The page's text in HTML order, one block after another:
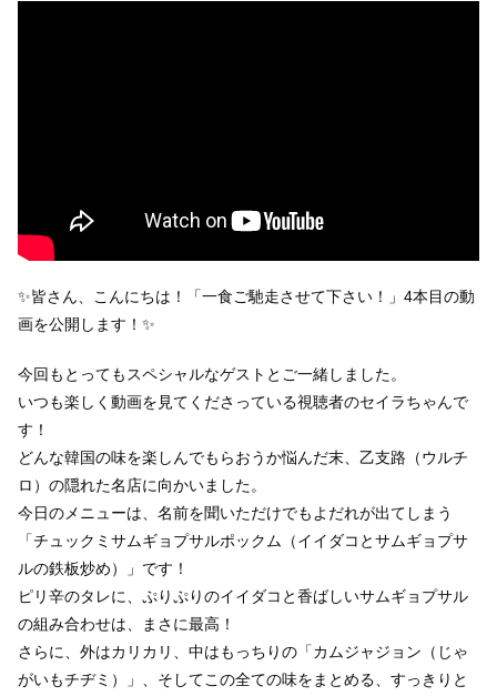
✨皆さん、こんにちは！「一食ご馳走させて下さい！」4本目の動
画を公開します！✨
今回もとってもスペシャルなゲストとご一緒しました。
いつも楽しく動画を見てくださっている視聴者のセイラちゃんで
す！
どんな韓国の味を楽しんでもらおうか悩んだ末、乙支路（ウルチ
ロ）の隠れた名店に向かいました。
今日のメニューは、名前を聞いただけでもよだれが出てしまう
「チュックミサムギョプサルポックム（イイダコとサムギョプサ
ルの鉄板炒め）」です！
ピリ辛のタレに、ぷりぷりのイイダコと香ばしいサムギョプサル
の組み合わせは、まさに最高！
さらに、外はカリカリ、中はもっちりの「カムジャジョン（じゃ
がいもチヂミ）」、そしてこの全ての味をまとめる、すっきりと